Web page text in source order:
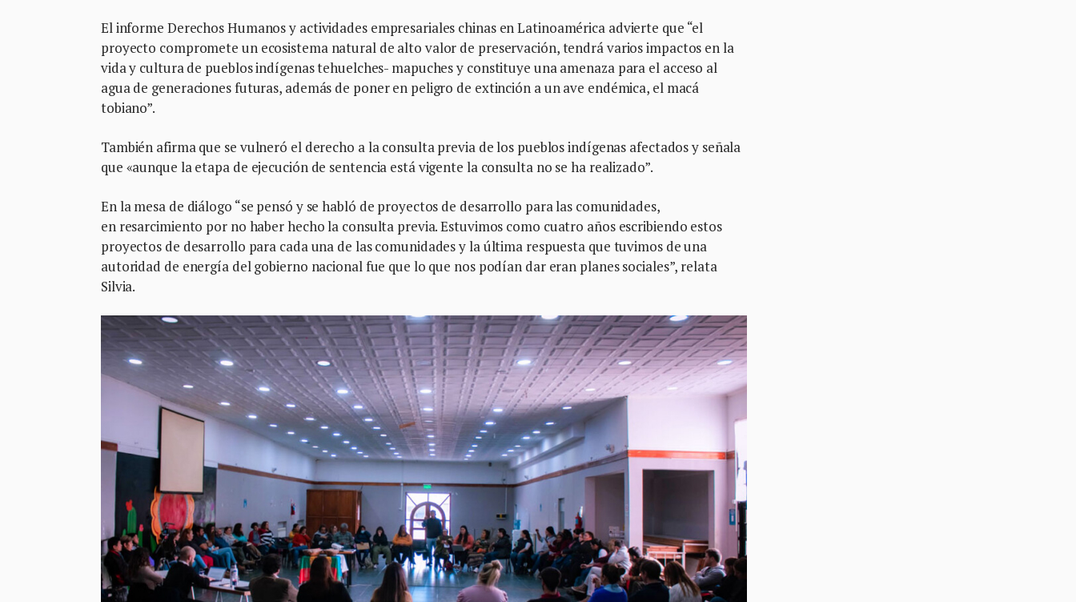
El informe Derechos Humanos y actividades empresariales chinas en Latinoamérica advierte que “el
proyecto compromete un ecosistema natural de alto valor de preservación, tendrá varios impactos en la
vida y cultura de pueblos indígenas tehuelches- mapuches y constituye una amenaza para el acceso al
agua de generaciones futuras, además de poner en peligro de extinción a un ave endémica, el macá
tobiano”.
También afirma que se vulneró el derecho a la consulta previa de los pueblos indígenas afectados y señala
que «aunque la etapa de ejecución de sentencia está vigente la consulta no se ha realizado”.
En la mesa de diálogo “se pensó y se habló de proyectos de desarrollo para las comunidades,
en resarcimiento por no haber hecho la consulta previa. Estuvimos como cuatro años escribiendo estos
proyectos de desarrollo para cada una de las comunidades y la última respuesta que tuvimos de una
autoridad de energía del gobierno nacional fue que lo que nos podían dar eran planes sociales”, relata
Silvia.